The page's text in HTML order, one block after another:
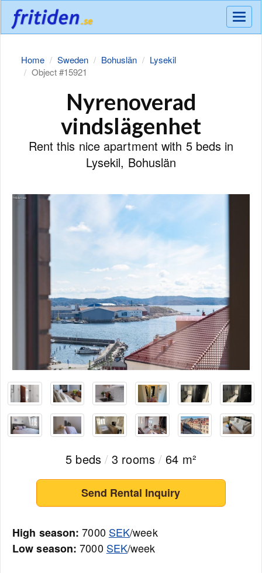
Meny
Home Sweden Bohuslän
Lysekil
Object #15921
Nyrenoverad
vindslägenhet
Rent this nice apartment with 5 beds in
Lysekil, Bohuslän
5 beds / 3 rooms / 64 m²
Send Rental Inquiry
High season: 7000 SEK/week
Low season: 7000 SEK/week